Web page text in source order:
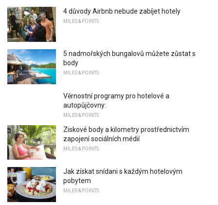
4 důvody Airbnb nebude zabíjet hotely
MILES & POINTS
5 nadmořských bungalovů můžete zůstat s
body
MILES & POINTS
Věrnostní programy pro hotelové a
autopůjčovny:
MILES & POINTS
Ziskové body a kilometry prostřednictvím
zapojení sociálních médií
MILES & POINTS
Jak získat snídani s každým hotelovým
pobytem
MILES & POINTS